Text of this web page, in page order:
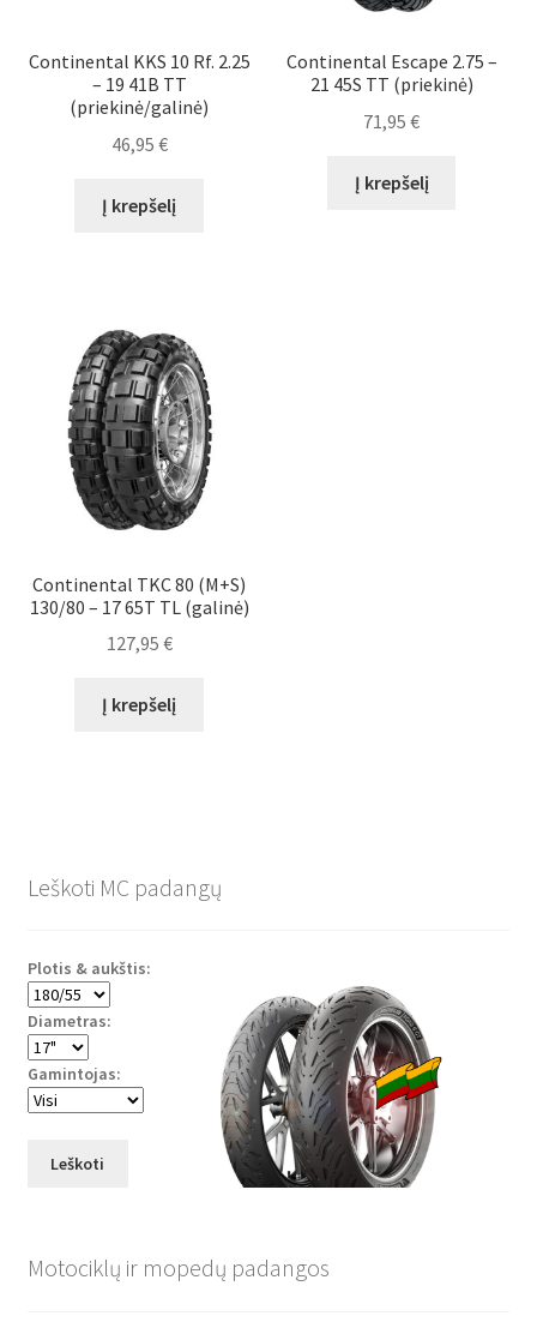
Continental KKS 10 Rf. 2.25
– 19 41B TT
(priekinė/galinė)
46,95 €
Į krepšelį
Continental Escape 2.75 –
21 45S TT (priekinė)
71,95€
Į krepšelį
Continental TKC 80 (M+S)
130/80 – 17 65T TL (galinė)
127,95 €
Į krepšelį
Leškoti MC padangų
Plotis & aukštis:
Diametras:
Gamintojas:
Leškoti
Motociklų ir mopedų padangos